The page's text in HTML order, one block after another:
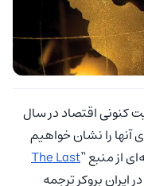
وضعیت کنونی اقتصاد در سال
آنها را نشان خواهیم
از منبع “The Last
ایران بروکر ترجمه